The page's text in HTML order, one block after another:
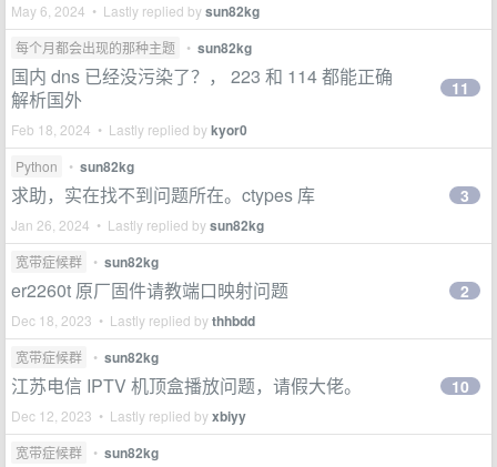
May 6, 2024 • Lastly replied bysun82kg
每个月都会出现的那种主题 • sun82kg
国内 dns 已经没污染了？， 223 和 114 都能正确
解析国外
Feb 18, 2024 • Lastly replied bykyor0
11
Python • sun82kg
求助，实在找不到问题所在。ctypes 库
Jan 26, 2024 • Lastly replied bysun82kg
3
宽带症候群 • sun82kg
er2260t 原厂固件请教端口映射问题
Dec 18, 2023 • Lastly replied bythhbdd
2
宽带症候群 • sun82kg
江苏电信 IPTV 机顶盒播放问题，请假大佬。
Dec 12, 2023 • Lastly replied byxbiyy
10
宽带症候群 • sun82kg